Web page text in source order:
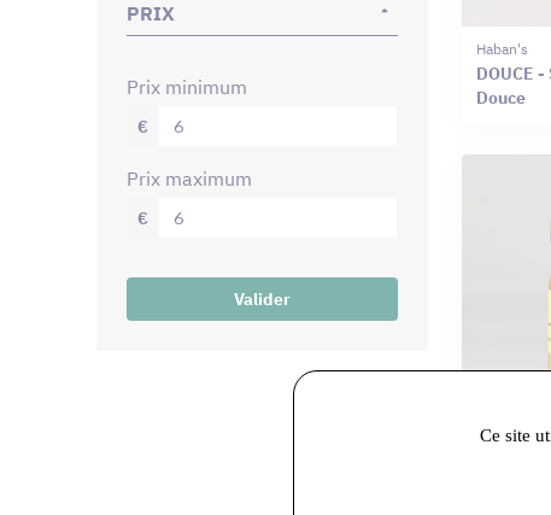
PRIX
prix minimum
€
prix maximum
€
Valider
Haban's
DOUCE
Douce
Ce site